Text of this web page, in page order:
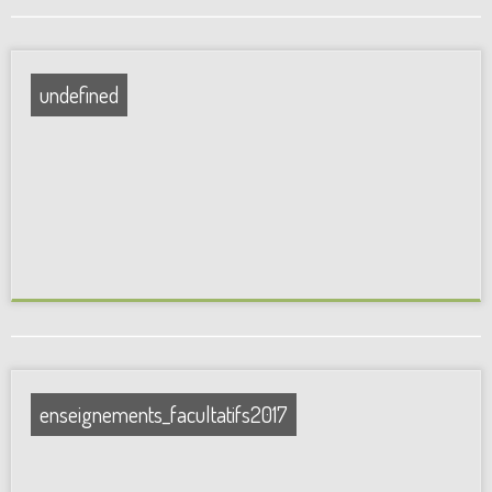
undefined
enseignements_facultatifs2017